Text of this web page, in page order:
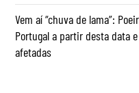
Vem aí “chuva de lama”:
Portugal a partir desta data
afetadas